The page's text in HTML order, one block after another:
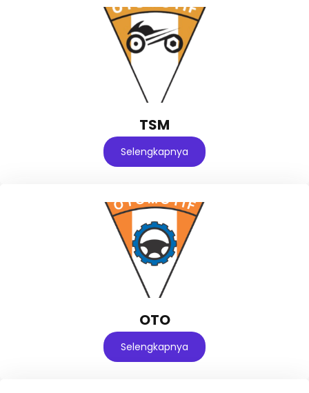
TSM
Selengkapnya
OTO
Selengkapnya